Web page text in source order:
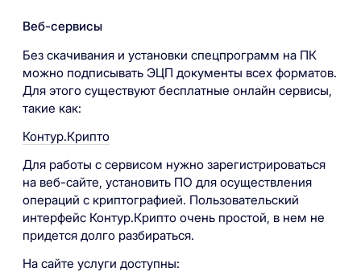
Веб-сервисы
Без скачивания и установки спецпрограмм на ПК
можно подписывать ЭЦП документы всех форматов.
Для этого существуют бесплатные онлайн сервисы,
такие как:
Контур.Крипто
Для работы с сервисом нужно зарегистрироваться
на веб-сайте, установить ПО для осуществления
операций с криптографией. Пользовательский
интерфейс Контур.Крипто очень простой, в нем не
придется долго разбираться.
На сайте услуги доступны: